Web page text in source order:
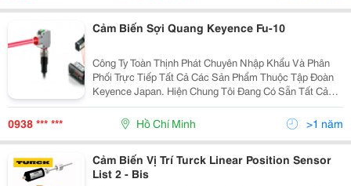
Cảm Biến Sợi Quang Keyence Fu-10
Công Ty Toàn Thịnh Phát Chuyên Nhập Khẩu Và Phân
Phối Trực Tiếp Tất Cả Các Sản Phẩm Thuộc Tập Đoàn
Keyence Japan. Hiện Chung Tôi Đang Có Sẵn Tất Cả
Các Model Biến Quang Sợi Keyence Fu -10, Fu -11, Fu
-12, Fu -13, Fu -15, Fu -16, Fu - 16Z, Fu -18, Fu
0938 *** *** Hồ Chí Minh >1 năm
Cảm Biến Vị Trí Turck Linear Position Sensor
List 2 - Bis